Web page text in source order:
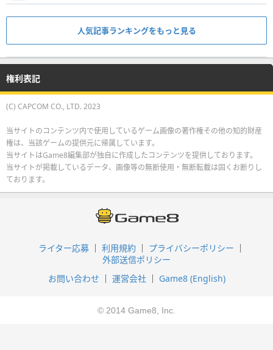
人気記事ランキングをもっと見る
権利表記
(C) CAPCOM CO., LTD. 2023
当サイトのコンテンツ内で使用しているゲーム画像の著作権その他の知的財産
権は、当該ゲームの提供元に帰属しています。
当サイトはGame8編集部が独自に作成したコンテンツを提供しております。
当サイトが掲載しているデータ、画像等の無断使用・無断転載は固くお断りし
ております。
ライター応募 利用規約
プライバシーポリシー
外部送信ポリシー
お問い合わせ
運営会社 Game8 (English)
© 2014 Game8, Inc.